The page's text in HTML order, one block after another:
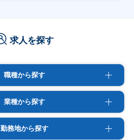
求人を探す
職種から探す
業種から探す
勤務地から探す